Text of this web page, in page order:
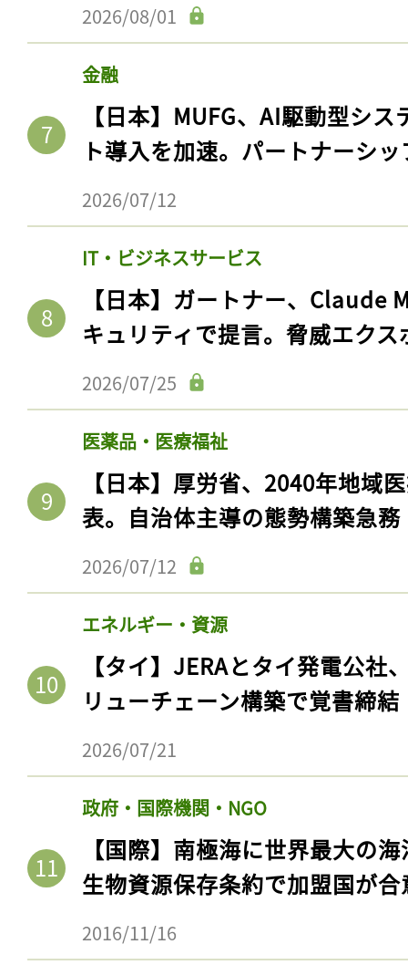
2026/08/01
金融
【日本】MUFG、AI駆動型シ
ト導入を加速。パートナーシ
2026/07/12
IT・ビジネスサービス
【日本】ガートナー、Claude
キュリティで提言。脅威エク
2026/07/25
医薬品・医療福祉
【日本】厚労省、2040年地域
表。自治体主導の態勢構築急務
2026/07/12
エネルギー・資源
【タイ】JERAとタイ発電公社
リューチェーン構築で覚書締結
2026/07/21
政府・国際機関・NGO
【国際】南極海に世界最大の
生物資源保存条約で加盟国が合
2016/11/16
会員登録